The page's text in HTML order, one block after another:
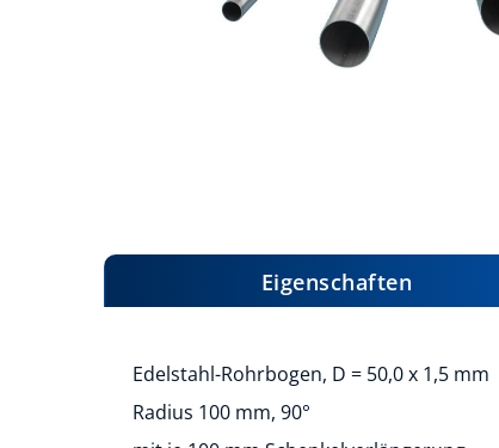
Bildergalerie
Eigenschaften
Edelstahl-Rohrbogen, D = 50,0 x 1,5 mm
Radius 100 mm, 90°